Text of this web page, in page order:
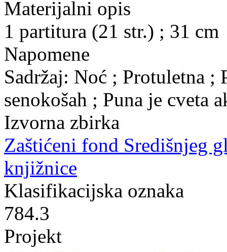
Materijalni opis
1 partitura (21 str.) ; 31 cm
Napomene
Sadržaj: Noć ; Protuletna ;
senokošah ; Puna je cveta
Izvorna zbirka
Zaštićeni fond Središnjeg
knjižnice
Klasifikacijska oznaka
784.3
Projekt